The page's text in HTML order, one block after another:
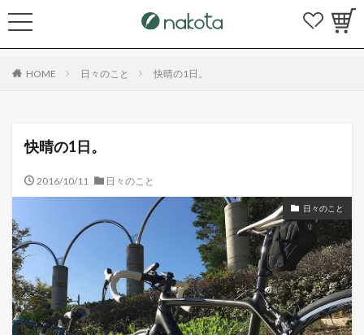
HOME 日々のこと 快晴の1日。
快晴の1日。
2016/10/11 日々のこと
日々のこと